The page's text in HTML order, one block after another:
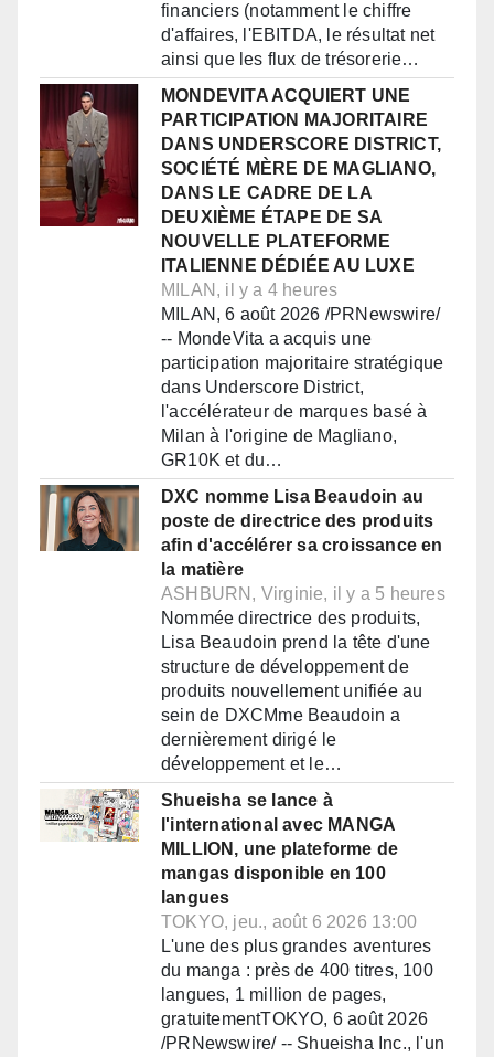
financiers (notamment le chiffre
d'affaires, l'EBITDA, le résultat net
ainsi que les flux de trésorerie…
MONDEVITA ACQUIERT UNE
PARTICIPATION MAJORITAIRE
DANS UNDERSCORE DISTRICT,
SOCIÉTÉ MÈRE DE MAGLIANO,
DANS LE CADRE DE LA
DEUXIÈME ÉTAPE DE SA
NOUVELLE PLATEFORME
ITALIENNE DÉDIÉE AU LUXE
MILAN, il y a 4 heures
MILAN, 6 août 2026 /PRNewswire/
-- MondeVita a acquis une
participation majoritaire stratégique
dans Underscore District,
l'accélérateur de marques basé à
Milan à l'origine de Magliano,
GR10K et du…
DXC nomme Lisa Beaudoin au
poste de directrice des produits
afin d'accélérer sa croissance en
la matière
ASHBURN, Virginie, il y a 5 heures
Nommée directrice des produits,
Lisa Beaudoin prend la tête d'une
structure de développement de
produits nouvellement unifiée au
sein de DXCMme Beaudoin a
dernièrement dirigé le
développement et le…
Shueisha se lance à
l'international avec MANGA
MILLION, une plateforme de
mangas disponible en 100
langues
TOKYO, jeu., août 6 2026 13:00
L'une des plus grandes aventures
du manga : près de 400 titres, 100
langues, 1 million de pages,
gratuitementTOKYO, 6 août 2026
/PRNewswire/ -- Shueisha Inc., l'un